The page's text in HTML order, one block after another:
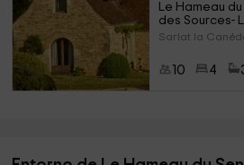
Le Hameau
des Sources-
Sarlat la
10 4